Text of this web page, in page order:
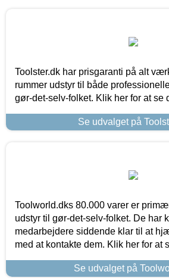
Toolster.dk har prisgaranti på alt
rummer udstyr til både
gør-det-selv-folket. Klik her for at se
Se udvalget på
Toolworld.dks 80.000 varer er
udstyr til gør-det-selv-folket. De har
medarbejdere siddende klar til at
med at kontakte dem. Klik her for at
Se udvalget på